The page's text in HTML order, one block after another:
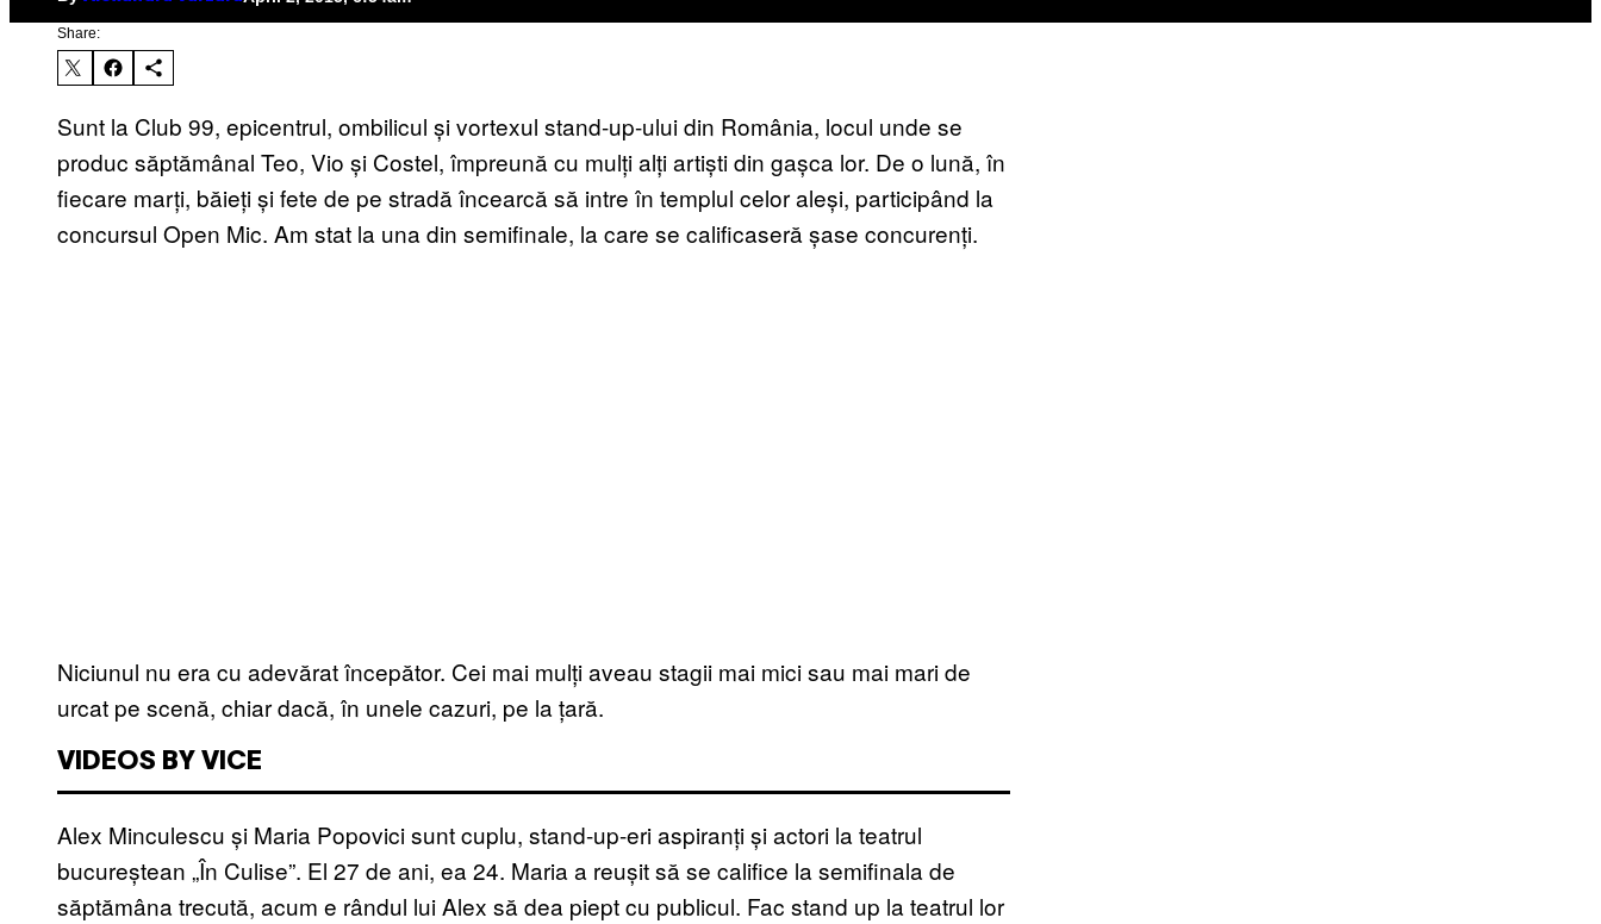
Share:
Sunt la Club 99, epicentrul, ombilicul și vortexul stand-up-ului din România, locul unde se
produc săptămânal Teo, Vio și Costel, împreună cu mulți alți artiști din gașca lor. De o lună, în
fiecare marți, băieți și fete de pe stradă încearcă să intre în templul celor aleși, participând la
concursul Open Mic. Am stat la una din semifinale, la care se calificaseră șase concurenți.
Niciunul nu era cu adevărat începător. Cei mai mulți aveau stagii mai mici sau mai mari de
urcat pe scenă, chiar dacă, în unele cazuri, pe la țară.
VIDEOS BY VICE
Alex Minculescu și Maria Popovici sunt cuplu, stand-up-eri aspiranți și actori la teatrul
bucureștean „În Culise”. El 27 de ani, ea 24. Maria a reușit să se califice la semifinala de
săptămâna trecută, acum e rândul lui Alex să dea piept cu publicul. Fac stand up la teatrul lor